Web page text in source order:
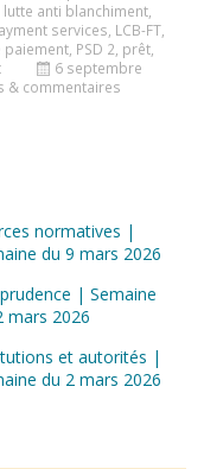
lutte anti blanchiment
services LCB-FT
paiement PSD 2 prêt
6 septembre
& commentaires
normatives |
du 9 mars 2026
| Semaine
mars 2026
et autorités |
du 2 mars 2026